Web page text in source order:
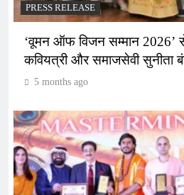
PRESS RELEASE
‘वूमन ऑफ विजन सम्मान 2026’ से
कवियत्री और समाजसेवी सुनीता
5 months ago